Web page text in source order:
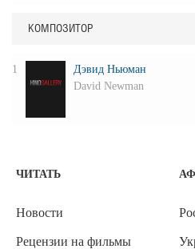
КОМПОЗИТОР
1
Дэвид Ньюман
David Newman
ЧИТАТЬ
Новости
Рецензии на фильмы